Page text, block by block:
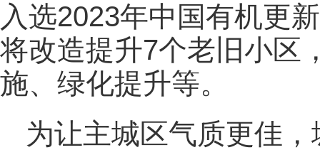
入选2023年中国有机更
将改造提升7个老旧小区
施、绿化提升等。
为让主城区气质更佳